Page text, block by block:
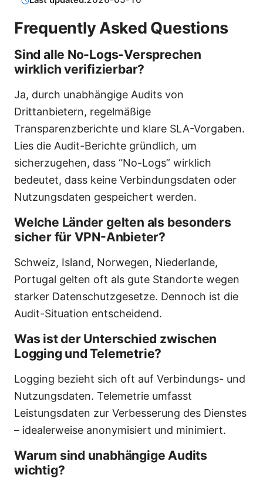
Frequently Asked Questions
Sind alle No-Logs-Versprechen
wirklich verifizierbar?
Ja, durch unabhängige Audits von
Drittanbietern, regelmäßige
Transparenzberichte und klare SLA-Vorgaben.
Lies die Audit-Berichte gründlich, um
sicherzugehen, dass “No-Logs” wirklich
bedeutet, dass keine Verbindungsdaten oder
Nutzungsdaten gespeichert werden.
Welche Länder gelten als besonders
sicher für VPN-Anbieter?
Schweiz, Island, Norwegen, Niederlande,
Portugal gelten oft als gute Standorte wegen
starker Datenschutzgesetze. Dennoch ist die
Audit-Situation entscheidend.
Was ist der Unterschied zwischen
Logging und Telemetrie?
Logging bezieht sich oft auf Verbindungs- und
Nutzungsdaten. Telemetrie umfasst
Leistungsdaten zur Verbesserung des Dienstes
– idealerweise anonymisiert und minimiert.
Warum sind unabhängige Audits
wichtig?